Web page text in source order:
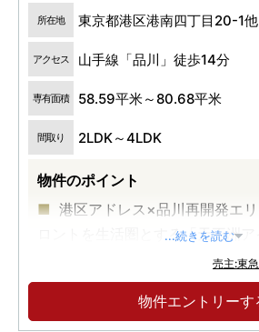
所在地 東京都港区港南四丁目20-1
アクセス 山手線「品川」徒歩14分
専有面積 58.59平米～80.68平米
間取り 2LDK～4LDK
物件のポイント
港区アドレス×品川再開発エ
ロントを生活圏とする「天王洲ア
...続きを読む
売主:東
物件エントリーす